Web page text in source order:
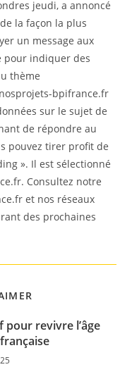
jeudi, a annoncé
la façon la plus
un message aux
pour indiquer des
thème
bpifrance.fr
sur le sujet de
de répondre au
pouvez tirer profit de
». Il est sélectionné
Consultez notre
et nos réseaux
des prochaines
pour revivre l’âge